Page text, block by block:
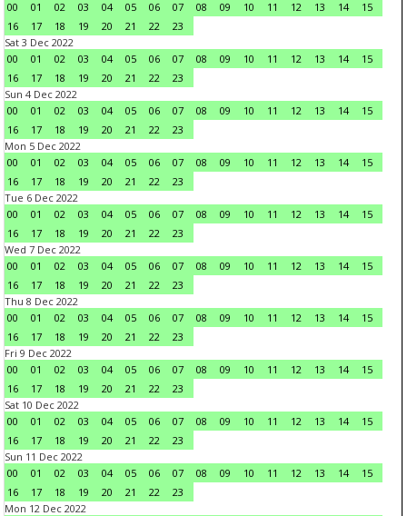
00
01 02 03 04 05 06 07 08 09 10 11 12 13 14
15
16
17 18 19 20 21 22
23
Sat 3 Dec 2022
00
01 02 03 04 05 06 07 08 09 10 11 12 13 14
15
16
17 18 19 20 21 22
23
Sun 4 Dec 2022
00
01 02 03 04 05 06 07 08 09 10 11 12 13 14
15
16
17 18 19 20 21 22
23
Mon 5 Dec 2022
00
01 02 03 04 05 06 07 08 09 10 11 12 13 14
15
16
17 18 19 20 21 22
23
Tue 6 Dec 2022
00
01 02 03 04 05 06 07 08 09 10 11 12 13 14
15
16
17 18 19 20 21 22
23
Wed 7 Dec 2022
00
01 02 03 04 05 06 07 08 09 10 11 12 13 14
15
16
17 18 19 20 21 22
23
Thu 8 Dec 2022
00
01 02 03 04 05 06 07 08 09 10 11 12 13 14
15
16
17 18 19 20 21 22
23
Fri 9 Dec 2022
00
01 02 03 04 05 06 07 08 09 10 11 12 13 14
15
16
17 18 19 20 21 22
23
Sat 10 Dec 2022
00
01 02 03 04 05 06 07 08 09 10 11 12 13 14
15
16
17 18 19 20 21 22
23
Sun 11 Dec 2022
00
01 02 03 04 05 06 07 08 09 10 11 12 13 14
15
16
17 18 19 20 21 22
23
Mon 12 Dec 2022